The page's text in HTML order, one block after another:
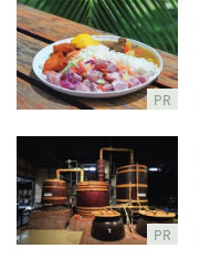
PR
PR